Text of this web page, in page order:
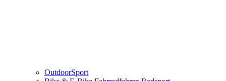
OutdoorSport